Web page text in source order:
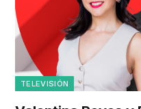
TELEVISIÓN